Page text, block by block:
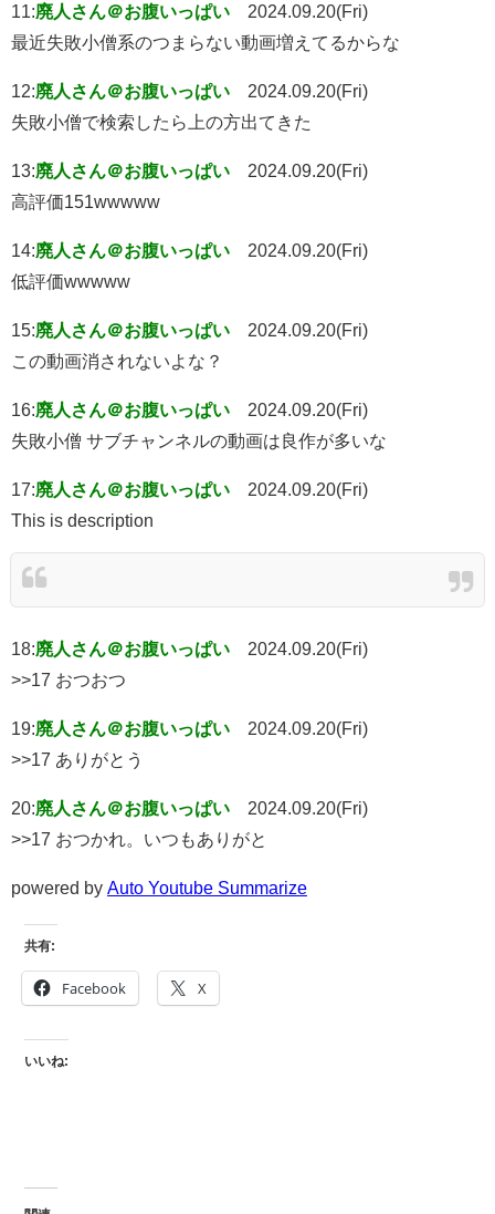
11:廃人さん＠お腹いっぱい
2024.09.20(Fri)
最近失敗小僧系のつまらない動画増えてるからな
12:廃人さん＠お腹いっぱい
2024.09.20(Fri)
失敗小僧で検索したら上の方出てきた
13:廃人さん＠お腹いっぱい
2024.09.20(Fri)
高評価151wwwww
14:廃人さん＠お腹いっぱい
2024.09.20(Fri)
低評価wwwww
15:廃人さん＠お腹いっぱい
2024.09.20(Fri)
この動画消されないよな？
16:廃人さん＠お腹いっぱい
2024.09.20(Fri)
失敗小僧 サブチャンネルの動画は良作が多いな
17:廃人さん＠お腹いっぱい
2024.09.20(Fri)
This is description
18:廃人さん＠お腹いっぱい
2024.09.20(Fri)
>>17 おつおつ
19:廃人さん＠お腹いっぱい
2024.09.20(Fri)
>>17 ありがとう
20:廃人さん＠お腹いっぱい
2024.09.20(Fri)
>>17 おつかれ。いつもありがと
powered by Auto Youtube Summarize
共有:
Facebook X
いいね: